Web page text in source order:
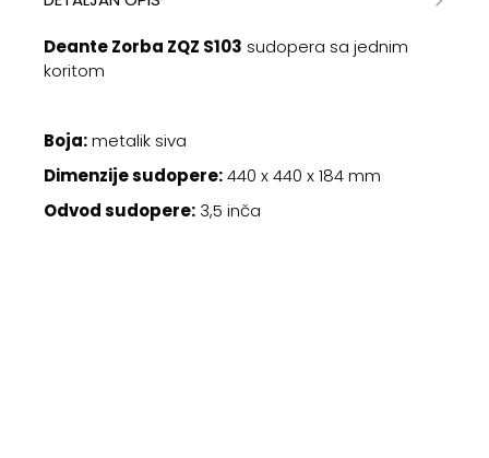
Deante Zorba ZQZ S103 sudopera sa jednim
koritom
Boja:metalik siva
Dimenzije sudopere:440 x 440 x 184 mm
Odvod sudopere: 3,5 inča